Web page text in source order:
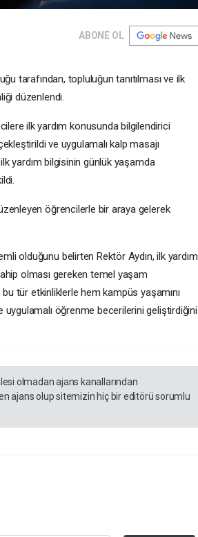
ABONE OL
tarafından, topluluğun tanıtılması ve ilk
düzenlendi.
ilk yardım konusunda bilgilendirici
ve uygulamalı kalp masajı
yardım bilgisinin günlük yaşamda
öğrencilerle bir araya gelerek
olduğunu belirten Rektör Aydın, ilk yardım
sahip olması gereken temel yaşam
tür etkinliklerle hem kampüs yaşamını
öğrenme becerilerini geliştirdiğini
olmadan ajans kanallarından
ajans olup sitemizin hiç bir editörü sorumlu